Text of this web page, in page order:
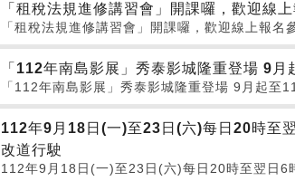
「租稅法規進修講習會」開課囉，歡迎線上
「租稅法規進修講習會」開課囉，歡迎線上報名
「112年南島影展」秀泰影城隆重登場 9
「112年南島影展」秀泰影城隆重登場 9月起至
112年9月18日(一)至23日(六)每日20時至
改道行駛
112年9月18日(一)至23日(六)每日20時至翌日6